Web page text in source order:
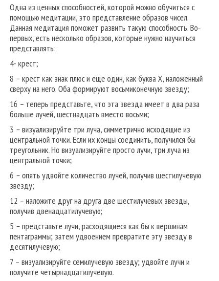
Одна из ценных способностей, которой можно обучиться с
помощью медитации, это представление образов чисел.
Данная медитация поможет развить такую способность. Во-
первых, есть несколько образов, которые нужно научиться
представлять:
4- крест;
8 – крест как знак плюс и еще один, как буква Х, наложенный
сверху на него. Оба формируют восьмиконечную звезду;
16 – теперь представьте, что эта звезда имеет в два раза
больше лучей, шестнадцать вместо восьми;
3 – визуализируйте три луча, симметрично исходящие из
центральной точки. Если их концы соединить, получился бы
треугольник. Но визуализируйте просто лучи, три луча из
центральной точки;
6 – опять удвойте количество лучей, получив шестилучевую
звезду;
12 – наложите друг на друга две шестилучевых звезды,
получив двенадцатилучевую;
5 – представьте лучи, расходящиеся как бы к вершинам
пентаграммы; затем удвоением превратите эту звезду в
десятилучевую;
7 – визуализируйте семилучевую звезду; удвойте лучи и
получите четырнадцатилучевую.